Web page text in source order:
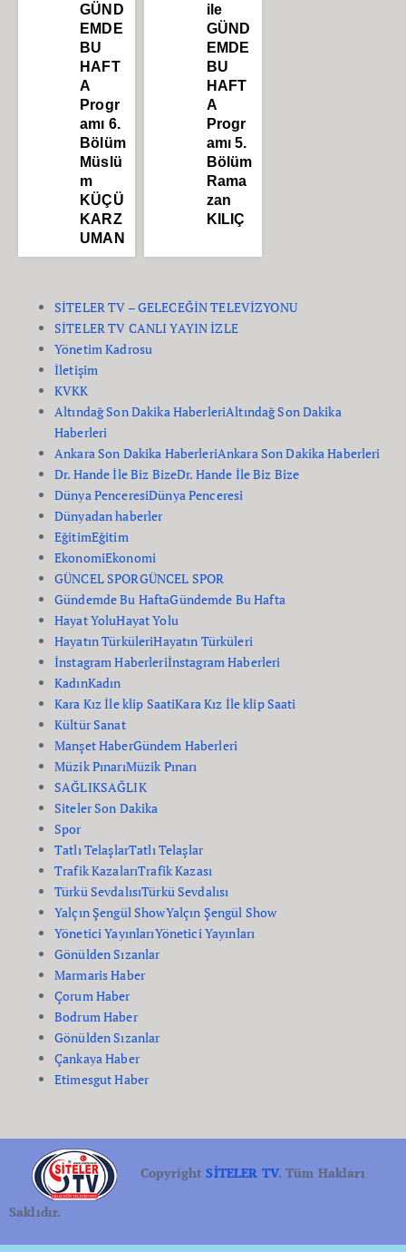
GÜND
EMDE
BU
HAFT
A
Progr
amı 6.
Bölüm
Müslü
m
KÜÇÜ
KARZ
UMAN
ile
GÜND
EMDE
BU
HAFT
A
Progr
amı 5.
Bölüm
Rama
zan
KILIÇ
SİTELER TV – GELECEĞİN TELEVİZYONU
SİTELER TV CANLI YAYIN İZLE
Yönetim Kadrosu
İletişim
KVKK
Altındağ Son Dakika HaberleriAltındağ Son Dakika
Haberleri
Ankara Son Dakika HaberleriAnkara Son Dakika Haberleri
Dr. Hande İle Biz BizeDr. Hande İle Biz Bize
Dünya PenceresiDünya Penceresi
Dünyadan haberler
EğitimEğitim
EkonomiEkonomi
GÜNCEL SPORGÜNCEL SPOR
Gündemde Bu HaftaGündemde Bu Hafta
Hayat YoluHayat Yolu
Hayatın TürküleriHayatın Türküleri
İnstagram Haberleriİnstagram Haberleri
KadınKadın
Kara Kız İle klip SaatiKara Kız İle klip Saati
Kültür Sanat
Manşet HaberGündem Haberleri
Müzik PınarıMüzik Pınarı
SAĞLIKSAĞLIK
Siteler Son Dakika
Spor
Tatlı TelaşlarTatlı Telaşlar
Trafik KazalarıTrafik Kazası
Türkü SevdalısıTürkü Sevdalısı
Yalçın Şengül ShowYalçın Şengül Show
Yönetici YayınlarıYönetici Yayınları
Gönülden Sızanlar
Marmaris Haber
Çorum Haber
Bodrum Haber
Gönülden Sızanlar
Çankaya Haber
Etimesgut Haber
CopyrightSİTELER TV. Tüm Hakları
Saklıdır.